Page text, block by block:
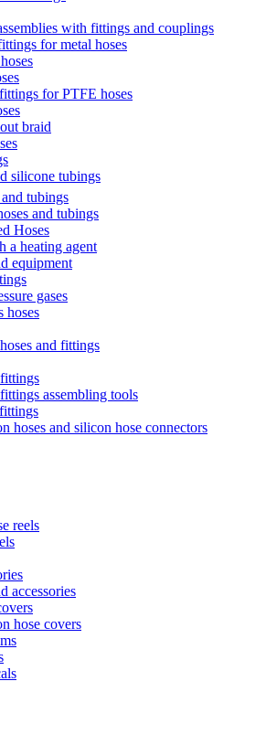
with fittings and couplings
for metal hoses
for PTFE hoses
braid
silicone tubings
and tubings
and tubings
Hoses
a heating agent
equipment
gases
hoses
and fittings
assembling tools
hoses and silicon hose connectors
reels
accessories
hose covers